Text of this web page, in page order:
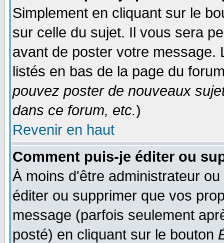
Simplement en cliquant sur le
sur celle du sujet. Il vous sera
avant de poster votre
listés en bas de la page du
pouvez poster de nouveaux
dans ce forum, etc.)
Revenir en haut
Comment puis-je éditer ou
À moins d'être administrateur
éditer ou supprimer que vos
message (parfois seulement
posté) en cliquant sur le bouton